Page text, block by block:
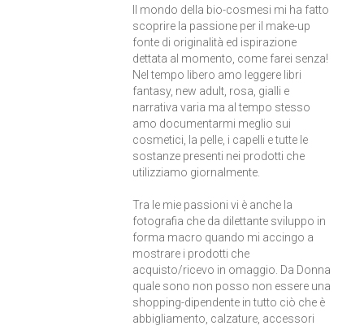
Il mondo della bio-cosmesi mi ha fatto
scoprire la passione per il make-up
fonte di originalità ed ispirazione
dettata al momento, come farei senza!
Nel tempo libero amo leggere libri
fantasy, new adult, rosa, gialli e
narrativa varia ma al tempo stesso
amo documentarmi meglio sui
cosmetici, la pelle, i capelli e tutte le
sostanze presenti nei prodotti che
utilizziamo giornalmente.
Tra le mie passioni vi è anche la
fotografia che da dilettante sviluppo in
forma macro quando mi accingo a
mostrare i prodotti che
acquisto/ricevo in omaggio. Da Donna
quale sono non posso non essere una
shopping-dipendente in tutto ciò che è
abbigliamento, calzature, accessori